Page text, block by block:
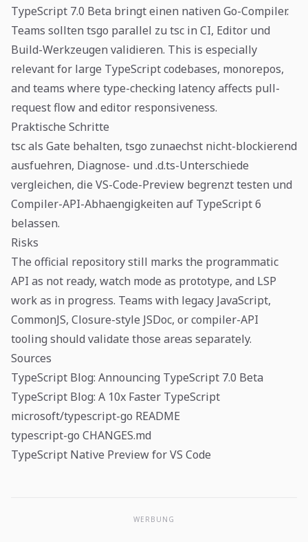
TypeScript 7.0 Beta bringt einen nativen Go-Compiler.
Teams sollten tsgo parallel zu tsc in CI, Editor und
Build-Werkzeugen validieren. This is especially
relevant for large TypeScript codebases, monorepos,
and teams where type-checking latency affects pull-
request flow and editor responsiveness.
Praktische Schritte
tsc als Gate behalten, tsgo zunaechst nicht-blockierend
ausfuehren, Diagnose- und .d.ts-Unterschiede
vergleichen, die VS-Code-Preview begrenzt testen und
Compiler-API-Abhaengigkeiten auf TypeScript 6
belassen.
Risks
The official repository still marks the programmatic
API as not ready, watch mode as prototype, and LSP
work as in progress. Teams with legacy JavaScript,
CommonJS, Closure-style JSDoc, or compiler-API
tooling should validate those areas separately.
Sources
TypeScript Blog: Announcing TypeScript 7.0 Beta
TypeScript Blog: A 10x Faster TypeScript
microsoft/typescript-go README
typescript-go CHANGES.md
TypeScript Native Preview for VS Code
WERBUNG